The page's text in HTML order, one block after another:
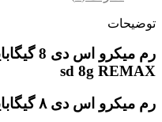
توضیحات
sd 8g REMAX
رم میکرو اس دی ۸ گیگابایت کلاس ۱۰